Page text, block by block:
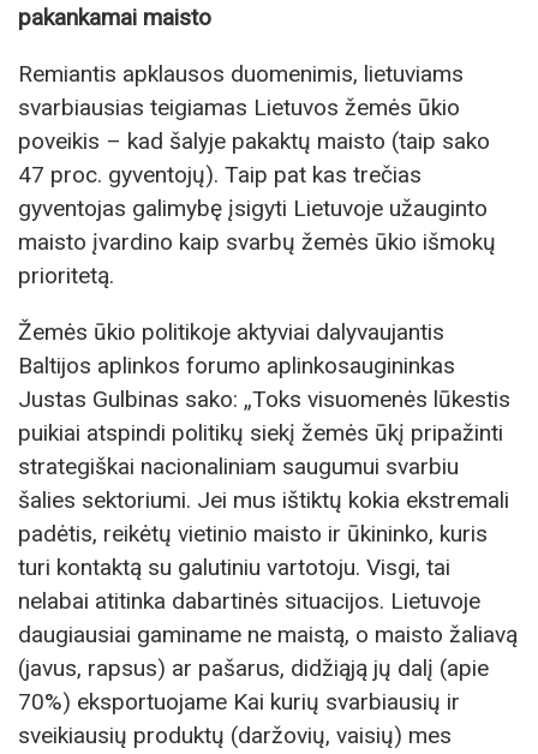
pakankamai maisto
Remiantis apklausos duomenimis, lietuviams
svarbiausias teigiamas Lietuvos žemės ūkio
poveikis – kad šalyje pakaktų maisto (taip sako
47 proc. gyventojų). Taip pat kas trečias
gyventojas galimybę įsigyti Lietuvoje užauginto
maisto įvardino kaip svarbų žemės ūkio išmokų
prioritetą.
Žemės ūkio politikoje aktyviai dalyvaujantis
Baltijos aplinkos forumo aplinkosaugininkas
Justas Gulbinas sako: „Toks visuomenės lūkestis
puikiai atspindi politikų siekį žemės ūkį pripažinti
strategiškai nacionaliniam saugumui svarbiu
šalies sektoriumi. Jei mus ištiktų kokia ekstremali
padėtis, reikėtų vietinio maisto ir ūkininko, kuris
turi kontaktą su galutiniu vartotoju. Visgi, tai
nelabai atitinka dabartinės situacijos. Lietuvoje
daugiausiai gaminame ne maistą, o maisto žaliavą
(javus, rapsus) ar pašarus, didžiąją jų dalį (apie
70%) eksportuojame Kai kurių svarbiausių ir
sveikiausių produktų (daržovių, vaisių) mes